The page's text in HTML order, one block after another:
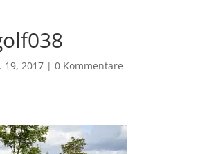
19, 2017| 0 Kommentare